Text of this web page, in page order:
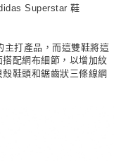
Superstar 鞋
打產品，而這雙鞋將這
配網布細節，以增加紋
鞋頭和鋸齒狀三條線網